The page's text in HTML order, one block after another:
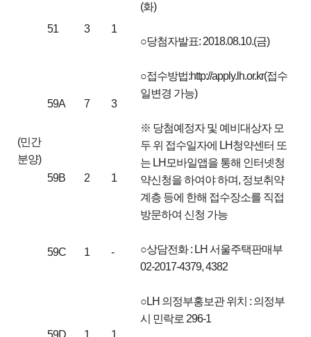
(화)
○당첨자발표: 2018.08.10.(금)
○접수방법:http://apply.lh.or.kr(접수
일변경 가능)
※ 당첨예정자 및 예비대상자 모
두 위 접수일자에 LH청약센터 또
는 LH모바일앱을 통해 인터넷청
약신청을 하여야 하며, 정보취약
계층 등에 한해 접수장소를 직접
방문하여 신청 가능
○상담전화 : LH 서울주택판매부
02-2017-4379, 4382
○LH 의정부홍보관 위치 : 의정부
시 민락로 296-1
(민간
분양)
51 3 1
59A 7 3
59B 2 1
59C 1 -